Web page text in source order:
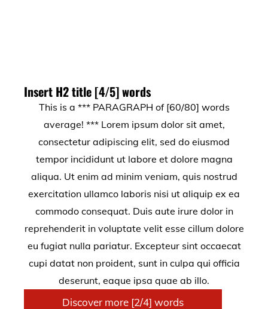
Insert H2 title [4/5] words
This is a *** PARAGRAPH of [60/80] words
average! *** Lorem ipsum dolor sit amet,
consectetur adipiscing elit, sed do eiusmod
tempor incididunt ut labore et dolore magna
aliqua. Ut enim ad minim veniam, quis nostrud
exercitation ullamco laboris nisi ut aliquip ex ea
commodo consequat. Duis aute irure dolor in
reprehenderit in voluptate velit esse cillum dolore
eu fugiat nulla pariatur. Excepteur sint occaecat
cupi datat non proident, sunt in culpa qui officia
deserunt, eaque ipsa quae ab illo.
Discover more [2/4] words